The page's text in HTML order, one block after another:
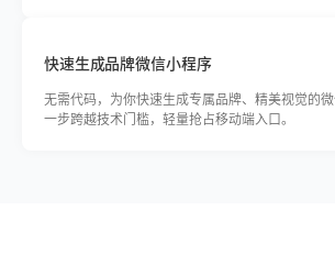
快速生成品牌微信小程序
无需代码，为你快速生成专属品牌、精美视觉的
一步跨越技术门槛，轻量抢占移动端入口。